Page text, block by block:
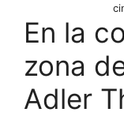
En la
zona
Adler